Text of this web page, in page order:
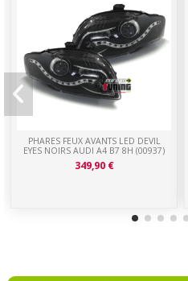
PHARES FEUX AVANTS LED DEVIL
EYES NOIRS AUDI A4 B7 8H (00937)
349,90 €